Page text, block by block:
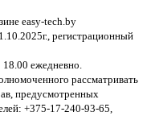
easy-tech.by
регистрационный
18.00 ежедневно.
рассматривать
предусмотренных
+375-17-240-93-65,